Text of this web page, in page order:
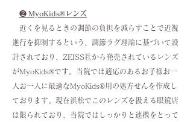
❷ MyoKids®︎レンズ
近くを見るときの調節の負担を減らすことで近視
進行を抑制するという、調節ラグ理論に基づいて設
計されており、ZEISS社から発売されているレンズ
がMyoKids®︎です。当院では適応のあるお子様お一
人お一人に最適なMyoKids®︎用の処方せんを作成し
ております。現在浜松でこのレンズを扱える眼鏡店
は限られており、当院ではしっかりと連携をとって